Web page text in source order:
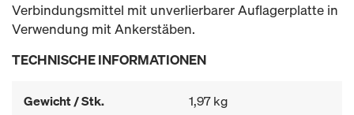
Verbindungsmittel mit unverlierbarer Auflagerplatte in
Verwendung mit Ankerstäben.
TECHNISCHE INFORMATIONEN
Gewicht / Stk. 1,97 kg